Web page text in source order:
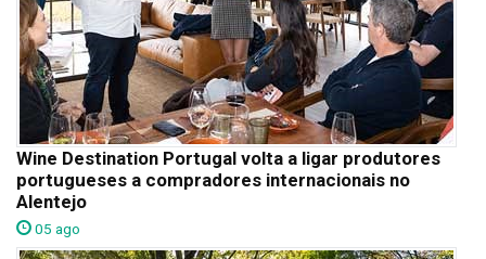
Wine Destination Portugal volta a ligar produtores
portugueses a compradores internacionais no
Alentejo
05 ago